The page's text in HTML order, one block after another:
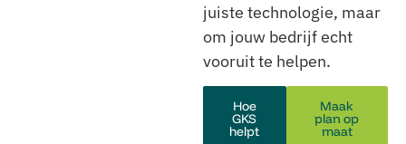
juiste technologie, maar
om jouw bedrijf echt
vooruit te helpen.
Hoe
GKS
helpt
Maak
plan op
maat